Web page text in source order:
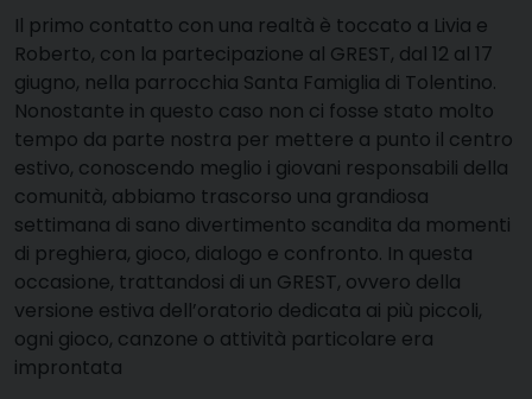
Il primo contatto con una realtà è toccato a Livia e
Roberto, con la partecipazione al GREST, dal 12 al 17
giugno, nella parrocchia Santa Famiglia di Tolentino.
Nonostante in questo caso non ci fosse stato molto
tempo da parte nostra per mettere a punto il centro
estivo, conoscendo meglio i giovani responsabili della
comunità, abbiamo trascorso una grandiosa
settimana di sano divertimento scandita da momenti
di preghiera, gioco, dialogo e confronto. In questa
occasione, trattandosi di un GREST, ovvero della
versione estiva dell’oratorio dedicata ai più piccoli,
ogni gioco, canzone o attività particolare era
improntata